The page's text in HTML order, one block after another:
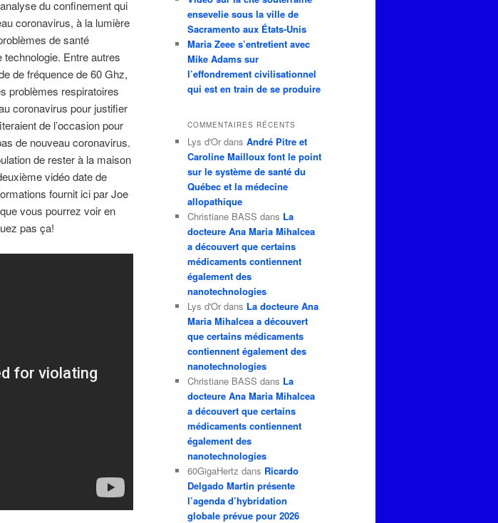
du confinement qui
coronavirus, à la lumière
de santé
Entre autres
de fréquence de 60 Ghz,
problèmes respiratoires
coronavirus pour justifier
de l’occasion pour
de nouveau coronavirus.
de rester à la maison
vidéo date de
fournit ici par Joe
vous pourrez voir en
pas ça!
ensevelie sous la ville de
Sacramento aux États-Unis
Maria Zeee s’entretient avec
Mike Adams sur
l’effondrement civilisationnel
qui est en train de se produire
COMMENTAIRES RÉCENTS
Lys d'Or dans André Pitre et
Caroline Mailloux font le point
sur le système de santé du
Québec et la médecine
allopathique
Christiane BASS dans La
docteure Ana Maria Mihalcea
a découvert que certains
médicaments contiennent
également des
nanotechnologies
Lys d'Or dans La docteure Ana
Maria Mihalcea a découvert
que certains médicaments
contiennent également des
nanotechnologies
Christiane BASS dans La
docteure Ana Maria Mihalcea
a découvert que certains
médicaments contiennent
également des
nanotechnologies
60GigaHertz dans Ricardo
Delgado Martin présente
l’agenda d’hybridation
globale prévue pour 2026